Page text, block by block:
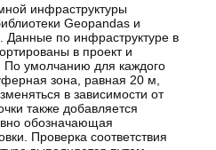
инфраструктуры
Geopandas и
Данные по инфраструктуре в
в проект и
По умолчанию для каждого
зона, равная 20 м,
в зависимости от
также добавляется
обозначающая
Проверка соответствия